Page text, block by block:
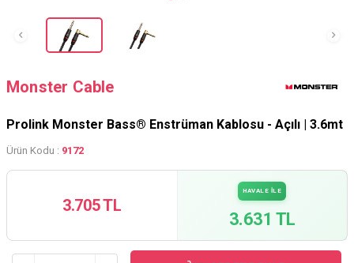
Monster Cable
Prolink Monster Bass® Enstrüman Kablosu - Açılı | 3.6mt
Ürün Kodu : 9172
3.705 TL
HAVALE İLE
3.631 TL